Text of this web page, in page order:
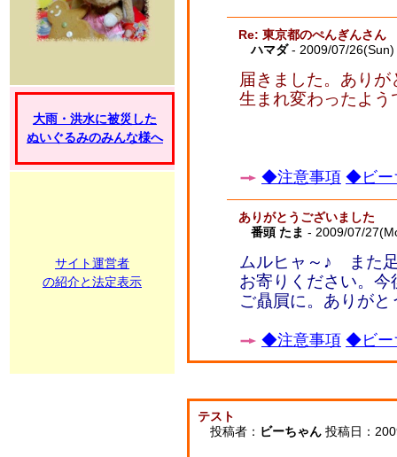
大雨・洪水に被災した
ぬいぐるみのみんな様へ
サイト運営者
の紹介と法定表示
Re: 東京都のぺんぎんさん
ハマダ- 2009/07/
届きました。あり
生まれ変わったよう
◆注意事項 ◆ビー
ありがとうございました
番頭 たま - 2009/07/
ムルヒャ～♪ また
お寄りください。
ご贔屓に。ありが
◆注意事項 ◆ビー
テスト
投稿者： ビーちゃん 投稿日：